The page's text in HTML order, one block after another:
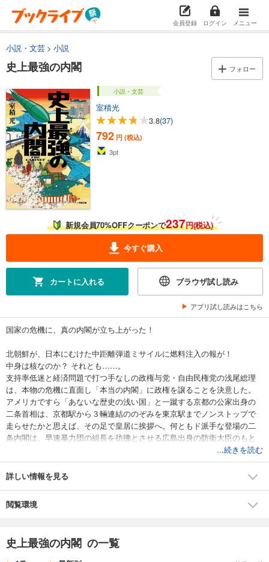
会員登録 ログイン メニュー
小説・文芸 小説
史上最強の内閣 フォロー
小説・文芸
室積光
3.8(37)
792 円 (税込)
3pt
新規会員70%OFFクーポンで237円(税込)
今すぐ購入
カートに入れる ブラウザ試し読み
アプリ試し読みはこちら
国家の危機に、真の内閣が立ち上がった！
北朝鮮が、日本にむけた中距離弾道ミサイルに燃料注入の報が！
中身は核なのか？ それとも……。
支持率低迷と経済問題で打つ手なしの政権与党・自由民権党の浅尾総理
は、本物の危機に直面し「本当の内閣」に政権を譲ることを決意した。
アメリカですら「あないな歴史の浅い国」と一蹴する京都の公家出身の
二条首相は、京都駅から３輛連結ののぞみを東京駅までノンストップで
走らせたかと思えば、その足で皇居に挨拶へ。何ともド派手な登場の二
条内閣は、早速暴力団の組長を彷彿とさせる広島出身の防衛大臣のもと
「こんな内閣があったら……」書店員さんたちの圧倒的支持を受けた痛
快作が待望の文庫版を電子化。
...続きを読む
詳しい情報を見る
閲覧環境
史上最強の内閣 の一覧